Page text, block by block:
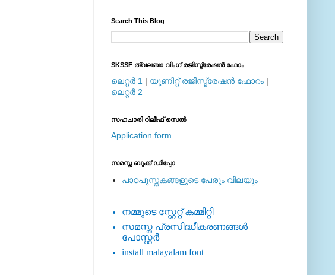
Search This Blog
SKSSF ത്വലബാ വിംഗ് രജിസ്ട്രേഷന്‍ ഫോം
ലെറ്റര്‍ 1 | യൂണിറ്റ് രജിസ്ട്രേഷന്‍ ഫോറം |
ലെറ്റര്‍ 2
സഹചാരി റിലീഫ് സെല്‍
Application form
സമസ്ത ബുക്ക് ഡിപ്പോ
പാഠപുസ്തകങ്ങളുടെ പേരും വിലയും
നമ്മുടെ സ്റ്റേറ്റ് കമ്മിറ്റി
സമസ്ത പ്രസിദ്ധീകരണങ്ങള്‍
പോസ്റ്റര്‍
install malayalam font